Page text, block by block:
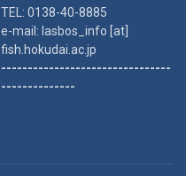
TEL: 0138-40-8885
e-mail: lasbos_info [at]
fish.hokudai.ac.jp
--------------------------------
--------------